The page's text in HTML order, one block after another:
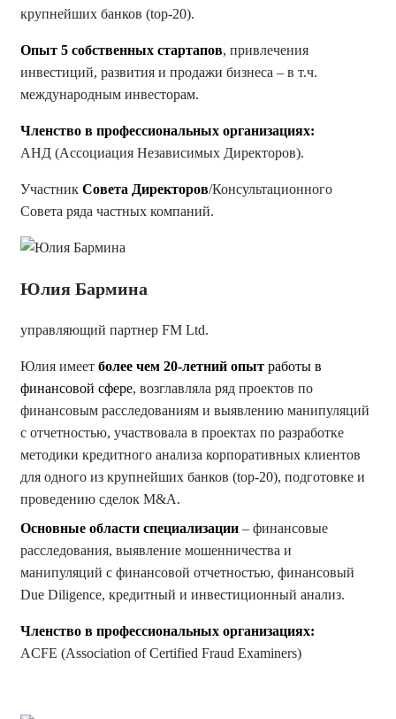
крупнейших банков (top-20).
Опыт 5 собственных стартапов, привлечения
инвестиций, развития и продажи бизнеса – в т.ч.
международным инвесторам.
Членство в профессиональных организациях:
АНД (Ассоциация Независимых Директоров).
Участник Совета Директоров/Консультационного
Совета ряда частных компаний.
Юлия Бармина
управляющий партнер FM Ltd.
Юлия имеет более чем 20-летний опыт работы в
финансовой сфере, возглавляла ряд проектов по
финансовым расследованиям и выявлению манипуляций
с отчетностью, участвовала в проектах по разработке
методики кредитного анализа корпоративных клиентов
для одного из крупнейших банков (top-20), подготовке и
проведению сделок M&A.
Основные области специализации – финансовые
расследования, выявление мошенничества и
манипуляций с финансовой отчетностью, финансовый
Due Diligence, кредитный и инвестиционный анализ.
Членство в профессиональных организациях:
ACFE (Association of Certified Fraud Examiners)